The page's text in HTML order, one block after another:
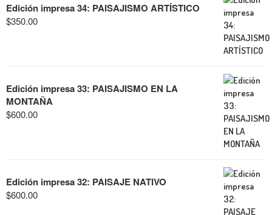
Edición impresa 34: PAISAJISMO ARTÍSTICO
$350.00
Edición impresa 33: PAISAJISMO EN LA
MONTAÑA
$600.00
Edición impresa 32: PAISAJE NATIVO
$600.00